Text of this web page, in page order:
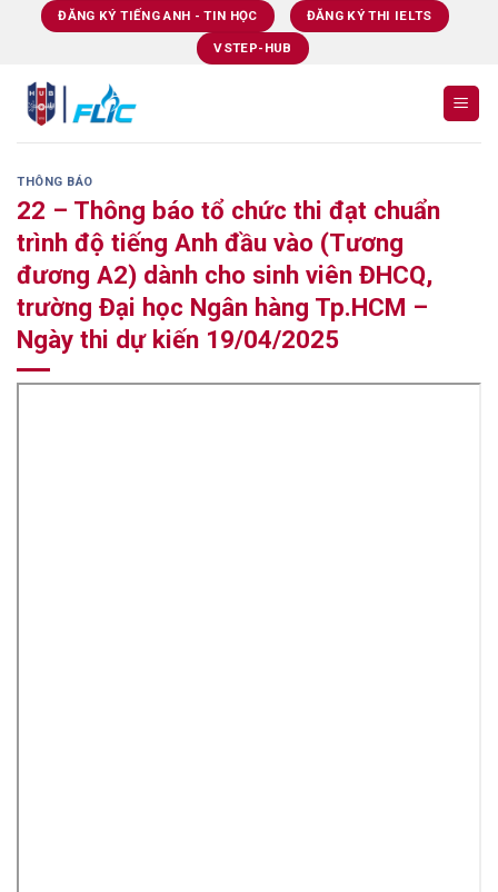
ĐĂNG KÝ TIẾNG ANH - TIN HỌC ĐĂNG KÝ THI IELTS
VSTEP-HUB
THÔNG BÁO
22 – Thông báo tổ chức thi đạt chuẩn
trình độ tiếng Anh đầu vào (Tương
đương A2) dành cho sinh viên ĐHCQ,
trường Đại học Ngân hàng Tp.HCM –
Ngày thi dự kiến 19/04/2025